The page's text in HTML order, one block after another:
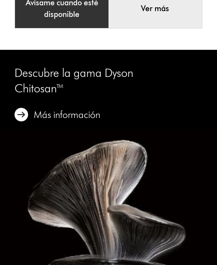
Avísame cuando esté
disponible
Ver más
Descubre la gama Dyson
Chitosan™
Más información